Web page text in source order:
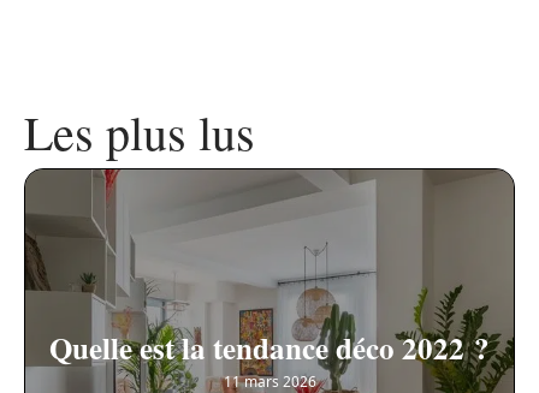
Les plus lus
Quelle est la tendance déco 2022 ?
11 mars 2026